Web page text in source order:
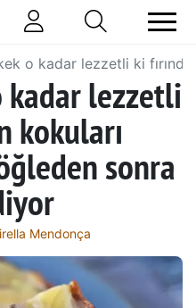
o kadar lezzetli ki
kadar lezzetli
kokuları
sonra
Mendonça